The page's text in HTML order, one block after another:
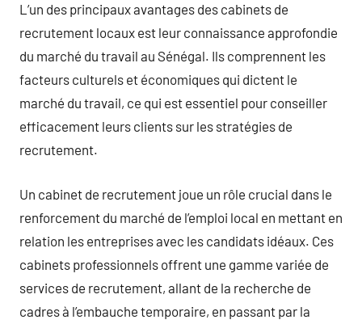
L’un des principaux avantages des cabinets de
recrutement locaux est leur connaissance approfondie
du marché du travail au Sénégal. Ils comprennent les
facteurs culturels et économiques qui dictent le
marché du travail, ce qui est essentiel pour conseiller
efficacement leurs clients sur les stratégies de
recrutement.
Un cabinet de recrutement joue un rôle crucial dans le
renforcement du marché de l’emploi local en mettant en
relation les entreprises avec les candidats idéaux. Ces
cabinets professionnels offrent une gamme variée de
services de recrutement, allant de la recherche de
cadres à l’embauche temporaire, en passant par la